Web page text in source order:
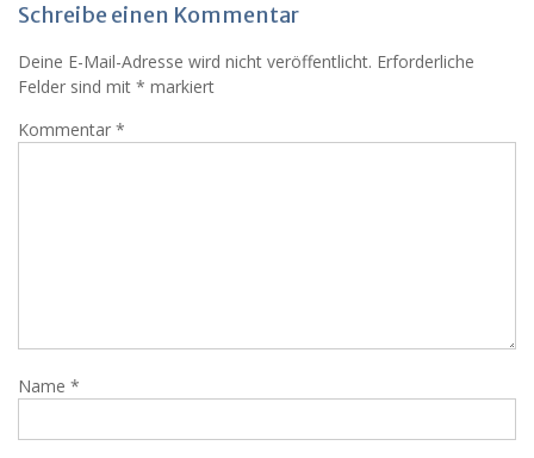
Schreibe einen Kommentar
Deine E-Mail-Adresse wird nicht veröffentlicht. Erforderliche
Felder sind mit * markiert
Kommentar *
Name *